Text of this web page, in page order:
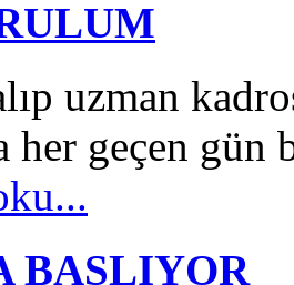
uzman
her geçen
BAŞLIYOR